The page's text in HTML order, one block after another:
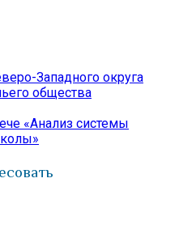
Западного округа
общества
«Анализ системы